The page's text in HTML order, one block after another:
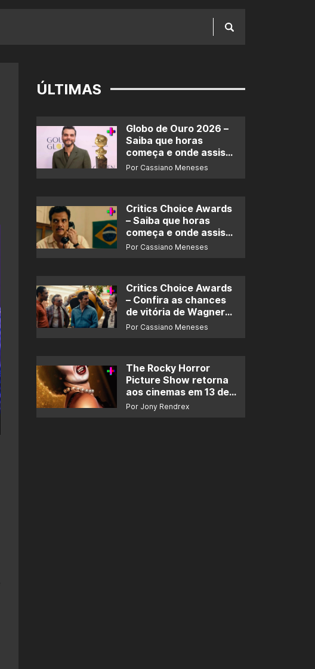
ÚLTIMAS
Globo de Ouro 2026 –
Saiba que horas
começa e onde assistir
ao prêmio
Por Cassiano Meneses
Critics Choice Awards
– Saiba que horas
começa e onde assistir
ao prêmio
Por Cassiano Meneses
Critics Choice Awards
– Confira as chances
de vitória de Wagner
Moura e de ‘O Agente
Por Cassiano Meneses
The Rocky Horror
Picture Show retorna
aos cinemas em 13 de
novembro
Por Jony Rendrex